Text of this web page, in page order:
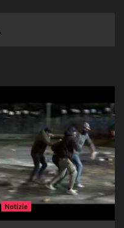
Notizie